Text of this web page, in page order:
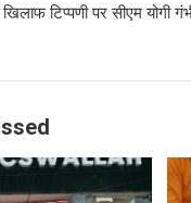
टिप्पणी पर सीएम योगी